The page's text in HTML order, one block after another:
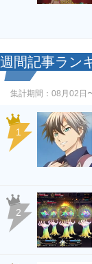
週間記事ラン
集計期間： 08月02日
1
2